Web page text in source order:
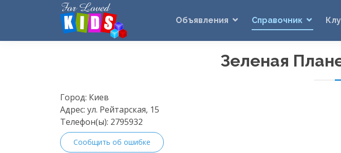
Объявления Справочник
Зеленая
Город: Киев
Адрес: ул. Рейтарская, 15
Телефон(ы): 2795932
Сообщить об ошибке